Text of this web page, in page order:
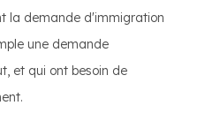
la demande d'immigration
une demande
et qui ont besoin de